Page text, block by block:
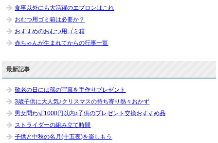
食事以外にも大活躍のエプロンはこれ
おむつ用ゴミ箱は必要か？
おすすめのおむつ用ゴミ箱
赤ちゃんが生まれてからの行事一覧
最新記事
敬老の日には孫の写真を手作りプレゼント
3歳子供に大人気♪クリスマスの持ち寄り熱々おかず
男女問わず1000円以内♪子供のプレゼント交換おすすめ品
ストライダーの組み立て時間
子供と中秋の名月(十五夜)を楽しもう